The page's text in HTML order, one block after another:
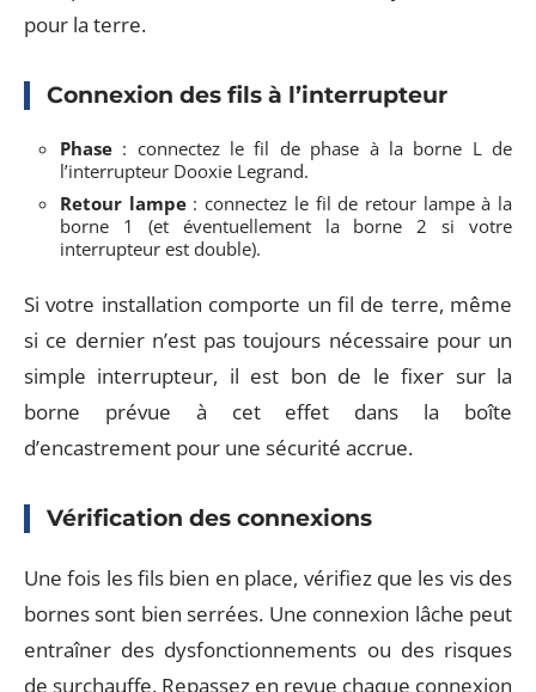
pour la terre.
Connexion des fils à l’interrupteur
Phase : connectez le fil de phase à la borne L de
l’interrupteur Dooxie Legrand.
Retour lampe: connectez le fil de retour lampe à la
borne 1 (et éventuellement la borne 2 si votre
interrupteur est double).
Si votre installation comporte un fil de terre, même
si ce dernier n’est pas toujours nécessaire pour un
simple interrupteur, il est bon de le fixer sur la
borne prévue à cet effet dans la boîte
d’encastrement pour une sécurité accrue.
Vérification des connexions
Une fois les fils bien en place, vérifiez que les vis des
bornes sont bien serrées. Une connexion lâche peut
entraîner des dysfonctionnements ou des risques
de surchauffe. Repassez en revue chaque connexion